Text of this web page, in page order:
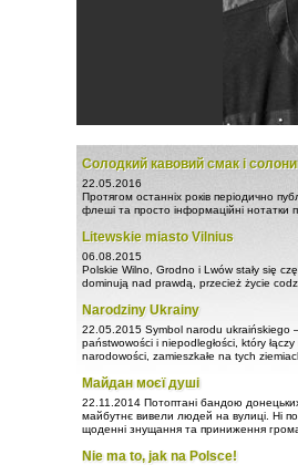
Солодкий кавовий смак і
22.05.2016
Протягом останніх років періодично
флеші та просто інформаційні нотатки
Litewskie miasto Vilnius
06.08.2015
Polskie Wilno, Grodno i Lwów stały się
dominują nad prawdą, przecież życie
Niech żyje Polska! Tegyvuoja Lietuva!
Narodziny Ukrainy
22.05.2015 Symbol narodu ukraińskiego
państwowości i niepodległości, który
narodowości, zamieszkałe na tych
Od niedawna w dniu 21 maja w Ukrainie
nabiera szczególnego znaczenia...
Майдан моєї душі
22.11.2014 Потоптані бандою
майбутнє вивели людей на вулиці. Ні
щоденні знущання та приниження
Nie ma to, jak na Polsce!